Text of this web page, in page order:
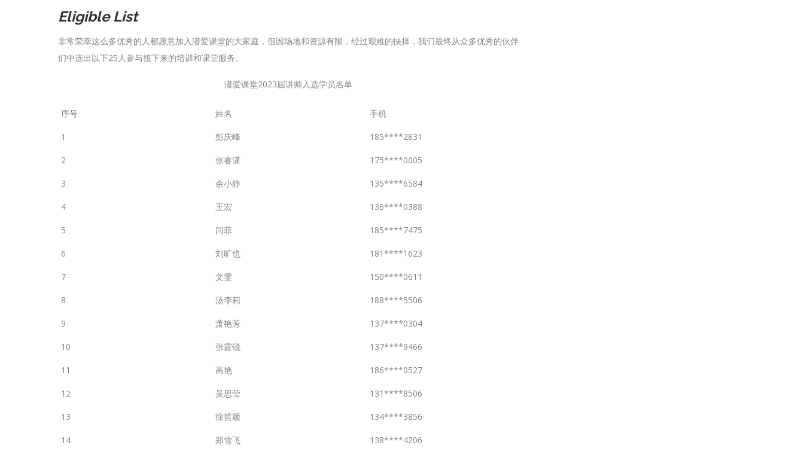
Eligible List
非常荣幸这么多优秀的人都愿意加入潜爱课堂的大家庭，但因场地和资源有限，经过艰难的抉择，我们最终从众多优秀的伙伴
们中选出以下25人参与接下来的培训和课堂服务。
潜爱课堂2023届讲师入选学员名单
序号 姓名 手机
1 彭庆峰 185****2831
2 张睿潇 175****0005
3 余小静 135****6584
4 王宏 136****0388
5 闫菲 185****7475
6 刘旷也 181****1623
7 文雯 150****0611
8 汤李莉 188****5506
9 萧艳芳 137****0304
10 张霆锐 137****9466
11 高艳 186****0527
12 吴思莹 131****8506
13 徐哲颖 134****3856
14 郑雪飞 138****4206